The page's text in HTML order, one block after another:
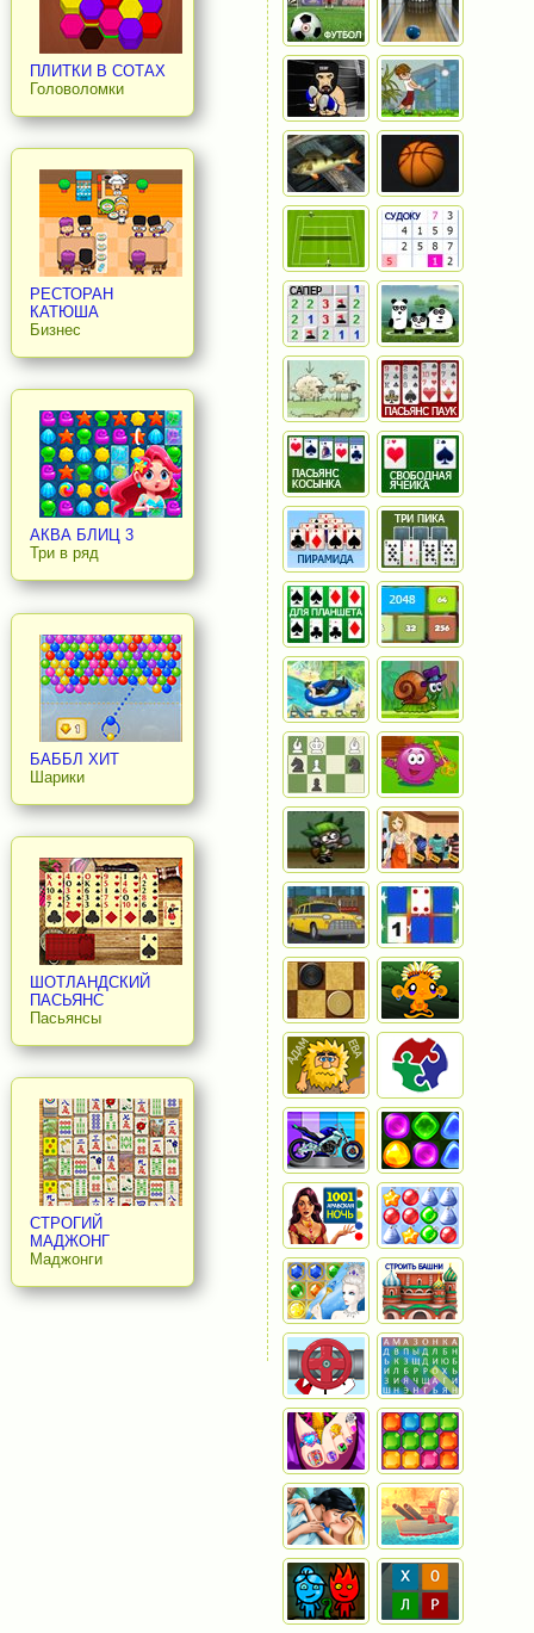
ПЛИТКИ В СОТАХ
Головоломки
РЕСТОРАН
КАТЮША
Бизнес
АКВА БЛИЦ 3
Три в ряд
БАББЛ ХИТ
Шарики
ШОТЛАНДСКИЙ
ПАСЬЯНС
Пасьянсы
СТРОГИЙ
МАДЖОНГ
Маджонги